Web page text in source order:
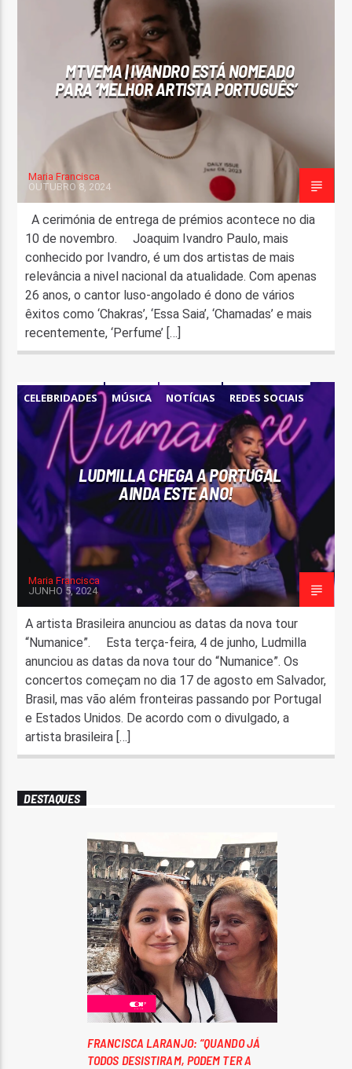
ON FM
MTVEMA | IVANDRO ESTÁ NOMEADO
PARA ‘MELHOR ARTISTA PORTUGUÊS’
Maria Francisca
OUTUBRO 8, 2024
A cerimónia de entrega de prémios acontece no dia
10 de novembro. Joaquim Ivandro Paulo, mais
conhecido por Ivandro, é um dos artistas de mais
relevância a nivel nacional da atualidade. Com apenas
26 anos, o cantor luso-angolado é dono de vários
êxitos como ‘Chakras’, ‘Essa Saia’, ‘Chamadas’ e mais
recentemente, ‘Perfume’ […]
CELEBRIDADES MÚSICA NOTÍCIAS REDES SOCIAIS
LUDMILLA CHEGA A PORTUGAL
AINDA ESTE ANO!
Maria Francisca
JUNHO 5, 2024
A artista Brasileira anunciou as datas da nova tour
“Numanice”. Esta terça-feira, 4 de junho, Ludmilla
anunciou as datas da nova tour do “Numanice”. Os
concertos começam no dia 17 de agosto em Salvador,
Brasil, mas vão além fronteiras passando por Portugal
e Estados Unidos. De acordo com o divulgado, a
artista brasileira […]
DESTAQUES
FRANCISCA LARANJO: “QUANDO JÁ
TODOS DESISTIRAM, PODEM TER A